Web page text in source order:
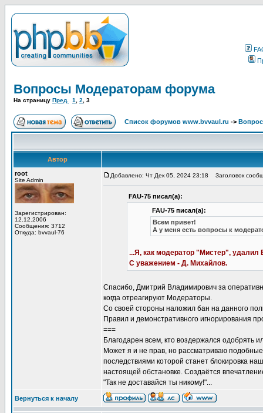
Вопросы Модераторам форума
На страницу Пред. 1 2 3
Список форумов www.bvvaul.ru ->
Автор
root
Site Admin
Зарегистрирован:
12.12.2006
Сообщения: 3712
Откуда: bvvaul-76
Добавлено: Чт Дек 05, 2024 23:18 Заголовок
FAU-75 писал(а):
FAU-75 писал(а):
Всем привет!
А у меня есть вопросы к
...Я, как модератор "Мистер", удалил
С уважением - Д. Михайлов.
Спасибо, Дмитрий Владимирович за
когда отреагируют Модераторы.
Со своей стороны наложил бан на данного
Правил и демонстративного игнорирования
===
Благодарен всем, кто воздержался одобрять
Может я и не прав, но рассматриваю
последствиями которой станет блокировка
настоящей обстановке. Создаётся
"Так не доставайся ты никому!"...
Вернуться к началу